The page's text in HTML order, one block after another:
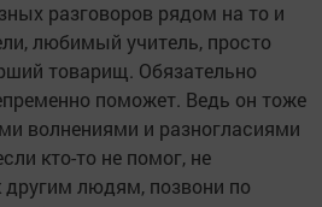
разговоров рядом на то и
любимый учитель, просто
товарищ. Обязательно
поможет. Ведь он тоже
волнениями и разногласиями
кто-то не помог, не
другим людям, позвони по